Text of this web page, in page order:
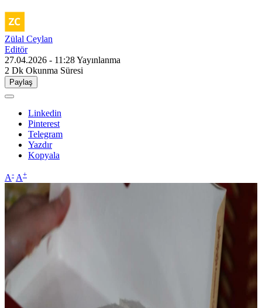
Zülal Ceylan
Editör
27.04.2026 - 11:28Yayınlanma
2 Dk Okunma Süresi
Paylaş
Linkedin
Pinterest
Telegram
Yazdır
Kopyala
A- A+